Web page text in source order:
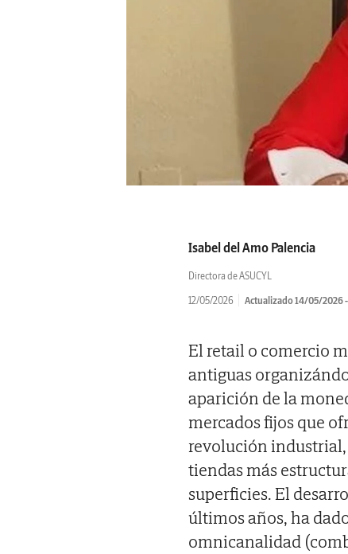
Isabel del Amo Palencia
Directora de ASUCYL
12/05/2026 Actualizado 14/05/2026
El retail o comercio
antiguas
aparición de la
mercados fijos que
revolución
tiendas más
superficies. El
últimos años, ha
omnicanalidad